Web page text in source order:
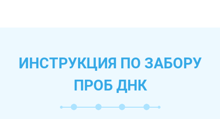
ИНСТРУКЦИЯ ПО ЗАБОРУ
ПРОБ ДНК